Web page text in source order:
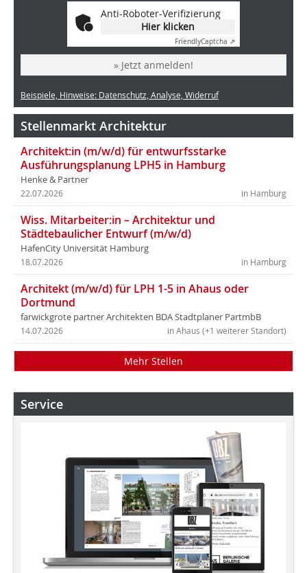
Anti-Roboter-Verifizierung
Hier klicken
FriendlyCaptcha ⇗
» Jetzt anmelden!
Beispiele, Hinweise: Datenschutz, Analyse, Widerruf
Stellenmarkt Architektur
Architekt:in (m/w/d) für entwurfsstarke
Ausführungsplanung LPH5 in Hamburg
Henke & Partner
in Hamburg
22.07.2026
Wiss. Mitarbeiter:in – Architektur und
Städtebaulicher Entwurf (m/w/d)
HafenCity Universität Hamburg
in Hamburg
18.07.2026
Architekt (m/w/d) für LPH 1-5 in Ahaus oder
Dortmund
farwickgrote partner Architekten BDA Stadtplaner PartmbB
in Ahaus (+1 weiterer Standort)
14.07.2026
Mehr Stellen
Service